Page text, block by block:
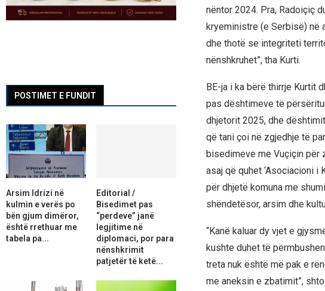
nëntor 2024. Pra, Radoiçiç
kryeministre (e Serbisë) në
dhe thotë se integriteti
nënshkruhet”, tha Kurti.
BE-ja i ka bërë thirrje Kurtit
pas dështimeve të
dhjetorit 2025, dhe
që tani çoi në zgjedhje të
bisedimeve me Vuçiçin për
asaj që quhet ‘Asociacioni i
për dhjetë komuna me
shëndetësor, arsim dhe
“Kanë kaluar dy vjet e
kushte duhet të
treta nuk është më pak e
me aneksin e zbatimit”,
POSTIMET E FUNDIT
Arsim Idrizi në
kulmin e verës po
bën gjum dimëror,
është rrethuar me
tabela pa...
Editorial /
Bisedimet pas
“perdeve” janë
legjitime në
diplomaci, por para
nënshkrimit
patjetër të ketë...